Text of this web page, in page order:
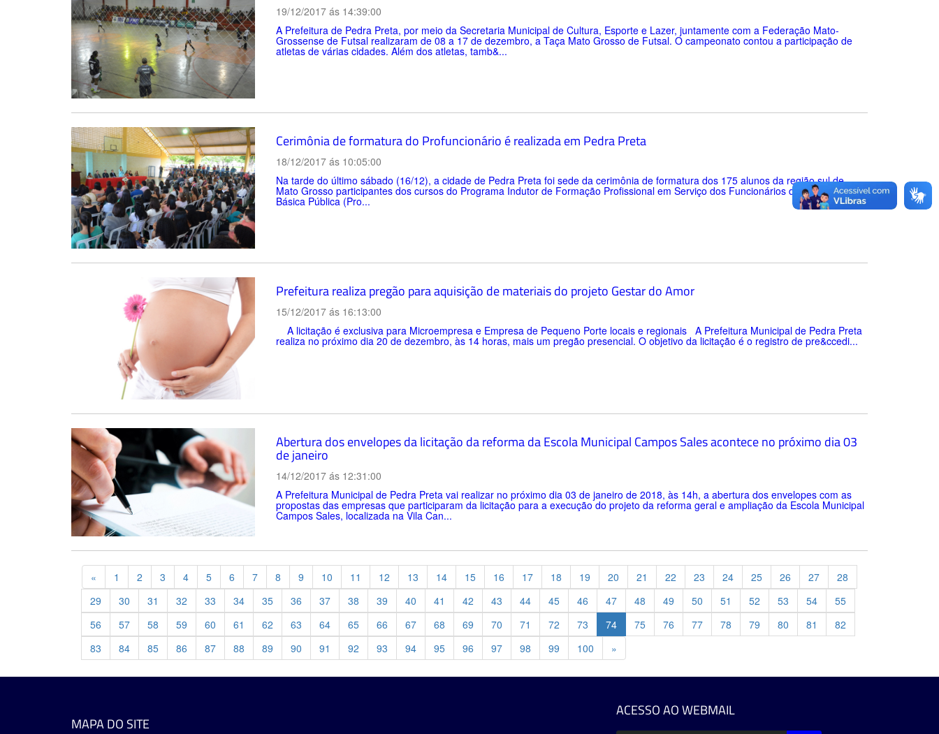
19/12/2017 ás 14:39:00
A Prefeitura de Pedra Preta, por meio da Secretaria Municipal de Cultura, Esporte e Lazer, juntamente com a Federação Mato-
Grossense de Futsal realizaram de 08 a 17 de dezembro, a Taça Mato Grosso de Futsal. O campeonato contou a participação de
atletas de várias cidades. Além dos atletas, tamb&...
Cerimônia de formatura do Profuncionário é realizada em Pedra Preta
18/12/2017 ás 10:05:00
Na tarde do último sábado (16/12), a cidade de Pedra Preta foi sede da cerimônia de formatura dos 175 alunos da região sul de
Mato Grosso participantes dos cursos do Programa Indutor de Formação Profissional em Serviço dos Funcionários da Educação
Básica Pública (Pro...
Prefeitura realiza pregão para aquisição de materiais do projeto Gestar do Amor
15/12/2017 ás 16:13:00
A licitação é exclusiva para Microempresa e Empresa de Pequeno Porte locais e regionais A Prefeitura Municipal de Pedra Preta
realiza no próximo dia 20 de dezembro, às 14 horas, mais um pregão presencial. O objetivo da licitação é o registro de pre&ccedi...
Abertura dos envelopes da licitação da reforma da Escola Municipal Campos Sales acontece no próximo dia 03
de janeiro
14/12/2017 ás 12:31:00
A Prefeitura Municipal de Pedra Preta vai realizar no próximo dia 03 de janeiro de 2018, às 14h, a abertura dos envelopes com as
propostas das empresas que participaram da licitação para a execução do projeto da reforma geral e ampliação da Escola Municipal
Campos Sales, localizada na Vila Can...
« Previous
1 2 3 4 5 6 7 8 9 10 11 12 13 14 15 16 17 18 19 20 21 22 23 24 25 26 27
28
29
30 31 32 33 34 35 36 37 38 39 40 41 42 43 44 45 46 47 48 49 50 51 52 53 54
55
56
57 58 59 60 61 62 63 64 65 66 67 68 69 70 71 72 73 74 75 76 77 78 79 80 81
82
83
84 85 86 87 88 89 90 91 92 93 94 95 96 97 98 99 100 »
MAPA DO SITE
ACESSO AO WEBMAIL